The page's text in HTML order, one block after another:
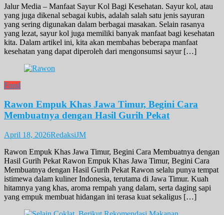
Jalur Media – Manfaat Sayur Kol Bagi Kesehatan. Sayur kol, atau
yang juga dikenal sebagai kubis, adalah salah satu jenis sayuran
yang sering digunakan dalam berbagai masakan. Selain rasanya
yang lezat, sayur kol juga memiliki banyak manfaat bagi kesehatan
kita. Dalam artikel ini, kita akan membahas beberapa manfaat
kesehatan yang dapat diperoleh dari mengonsumsi sayur […]
Food
Rawon Empuk Khas Jawa Timur, Begini Cara
Membuatnya dengan Hasil Gurih Pekat
April 18, 2026RedaksiJM
Rawon Empuk Khas Jawa Timur, Begini Cara Membuatnya dengan
Hasil Gurih Pekat Rawon Empuk Khas Jawa Timur, Begini Cara
Membuatnya dengan Hasil Gurih Pekat Rawon selalu punya tempat
istimewa dalam kuliner Indonesia, terutama di Jawa Timur. Kuah
hitamnya yang khas, aroma rempah yang dalam, serta daging sapi
yang empuk membuat hidangan ini terasa kuat sekaligus […]